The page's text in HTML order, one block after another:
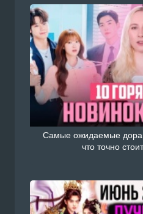
Самые ожидаемые
что точно